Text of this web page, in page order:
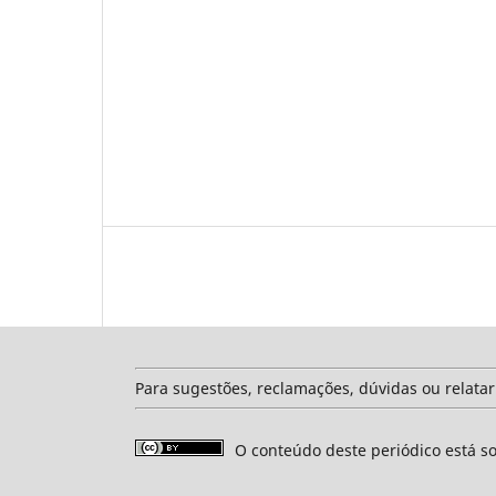
Para sugestões, reclamações, dúvidas ou
O conteúdo deste periódico está